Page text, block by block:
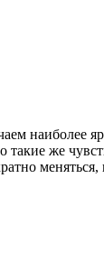
наиболее
такие же